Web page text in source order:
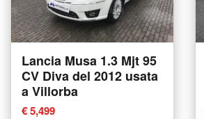
Lancia Musa 1.3 Mjt 95
CV Diva del 2012 usata
a Villorba
€ 5,499